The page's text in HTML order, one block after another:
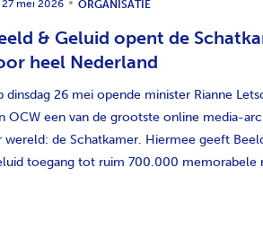
27 mei 2026 ORGANISATIE
& Geluid opent de
heel Nederland
dinsdag 26 mei opende minister Rianne
OCW een van de grootste online media-
wereld: de Schatkamer. Hiermee geeft
toegang tot ruim 700.000 memorabele